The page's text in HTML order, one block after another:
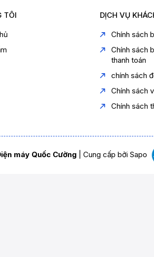
TÔI DỊCH VỤ
Chính sách
Chính sách
thanh toán
chính sách
Chính sách
Chính sách
máy Quốc Cường Cung cấp bởi Sapo